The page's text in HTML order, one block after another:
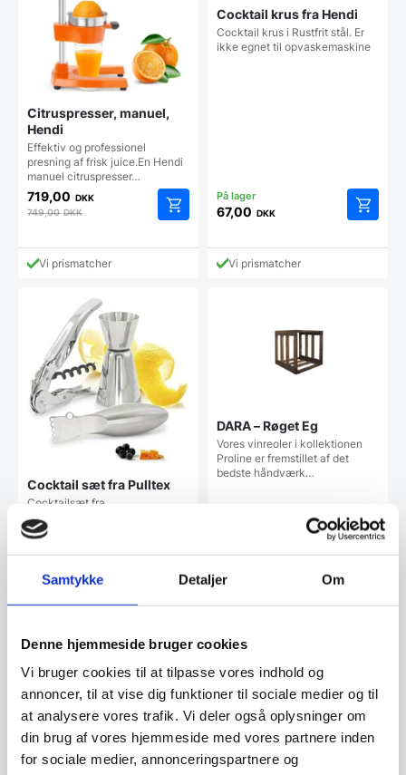
Samtykke Detaljer Om
Denne hjemmeside bruger cookies
Vi bruger cookies til at tilpasse vores indhold og
annoncer, til at vise dig funktioner til sociale medier og til
at analysere vores trafik. Vi deler også oplysninger om
din brug af vores hjemmeside med vores partnere inden
for sociale medier, annonceringspartnere og
Citruspresser, manuel,
Hendi
Effektiv og professionel
presning af frisk juice.En Hendi
manuel citruspresser…
719,00 DKK
749,00DKK
Vi prismatcher
Cocktail krus fra Hendi
Cocktail krus i Rustfrit stål. Er
ikke egnet til opvaskemaskine
67,00 DKK
Vi prismatcher
Cocktail sæt fra Pulltex
Cocktailsæt fra
Pulltexindeholder 3 dele
DARA – Røget Eg
Vores vinreoler i kollektionen
Proline er fremstillet af det
bedste håndværk…
549,00DKK